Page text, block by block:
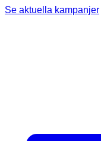
Se aktuella kampanjer